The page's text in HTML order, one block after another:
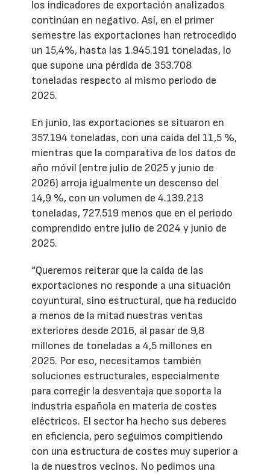
los indicadores de exportación analizados
continúan en negativo. Así, en el primer
semestre las exportaciones han retrocedido
un 15,4%, hasta las 1.945.191 toneladas, lo
que supone una pérdida de 353.708
toneladas respecto al mismo período de
2025.
En junio, las exportaciones se situaron en
357.194 toneladas, con una caída del 11,5 %,
mientras que la comparativa de los datos de
año móvil (entre julio de 2025 y junio de
2026) arroja igualmente un descenso del
14,9 %, con un volumen de 4.139.213
toneladas, 727.519 menos que en el periodo
comprendido entre julio de 2024 y junio de
2025.
“Queremos reiterar que la caída de las
exportaciones no responde a una situación
coyuntural, sino estructural, que ha reducido
a menos de la mitad nuestras ventas
exteriores desde 2016, al pasar de 9,8
millones de toneladas a 4,5 millones en
2025. Por eso, necesitamos también
soluciones estructurales, especialmente
para corregir la desventaja que soporta la
industria española en materia de costes
eléctricos. El sector ha hecho sus deberes
en eficiencia, pero seguimos compitiendo
con una estructura de costes muy superior a
la de nuestros vecinos. No pedimos una